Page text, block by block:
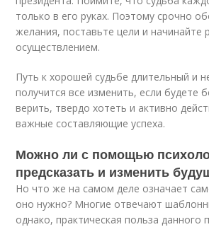
только в его руках. Поэтому срочно
желания, поставьте цели и начинайте
осуществлением.
Путь к хорошей судьбе длительный и
получится все изменить, если будете
верить, твердо хотеть и активно
важные составляющие успеха.
Можно ли с помощью
предсказать и изменить
Но что же на самом деле означает
оно нужно? Многие отвечают
однако, практическая польза данного